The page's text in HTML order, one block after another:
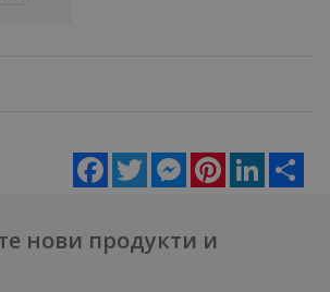
Facebook
Twitter MessengerPinterestLinkedIn
нови продукти и